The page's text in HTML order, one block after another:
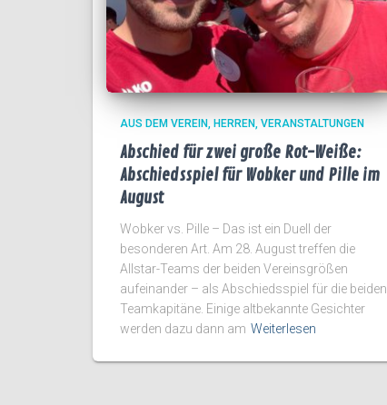
AUS DEM VEREIN HERREN VERANSTALTUNGEN
Abschied für zwei große Rot-Weiße:
Abschiedsspiel für Wobker und Pille im
August
Wobker vs. Pille – Das ist ein Duell der
besonderen Art. Am 28. August treffen die
Allstar-Teams der beiden Vereinsgrößen
aufeinander – als Abschiedsspiel für die beiden
Teamkapitäne. Einige altbekannte Gesichter
werden dazu dann am Weiterlesen